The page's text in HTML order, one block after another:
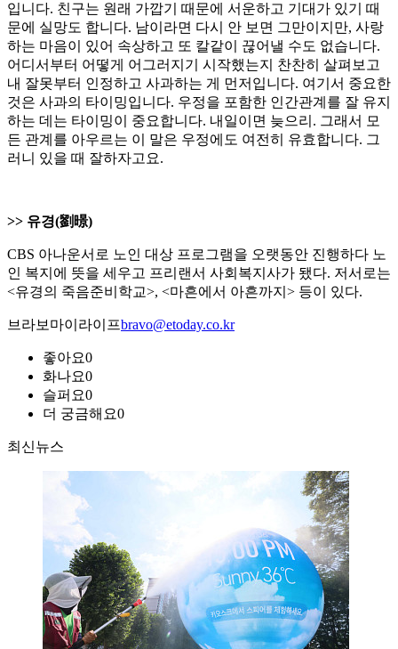
입니다. 친구는 원래 가깝기 때문에 서운하고 기대가 있기 때
문에 실망도 합니다. 남이라면 다시 안 보면 그만이지만, 사랑
하는 마음이 있어 속상하고 또 칼같이 끊어낼 수도 없습니다.
어디서부터 어떻게 어그러지기 시작했는지 찬찬히 살펴보고
내 잘못부터 인정하고 사과하는 게 먼저입니다. 여기서 중요한
것은 사과의 타이밍입니다. 우정을 포함한 인간관계를 잘 유지
하는 데는 타이밍이 중요합니다. 내일이면 늦으리. 그래서 모
든 관계를 아우르는 이 말은 우정에도 여전히 유효합니다. 그
러니 있을 때 잘하자고요.
>> 유경(劉暻)
CBS 아나운서로 노인 대상 프로그램을 오랫동안 진행하다 노
인 복지에 뜻을 세우고 프리랜서 사회복지사가 됐다. 저서로는
<유경의 죽음준비학교>, <마흔에서 아흔까지> 등이 있다.
브라보마이라이프bravo@etoday.co.kr
좋아요0
화나요0
슬퍼요0
더 궁금해요0
최신뉴스